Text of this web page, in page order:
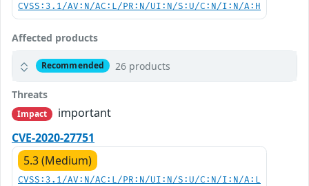
CVSS:3.1/AV:N/AC:L/PR:N/UI:N/S:U/C:N/I:N/A:H
Affected products
Recommended 26 products
Threats
Impact
important
CVE-2020-27751
5.3 (Medium)
CVSS:3.1/AV:N/AC:L/PR:N/UI:N/S:U/C:N/I:N/A:L